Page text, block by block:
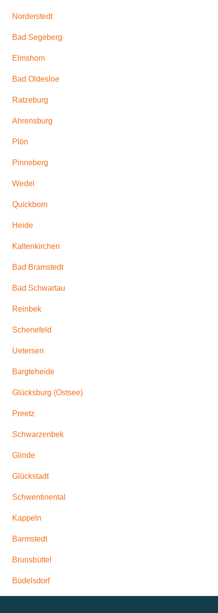
Norderstedt
Bad Segeberg
Elmshorn
Bad Oldesloe
Ratzeburg
Ahrensburg
Plön
Pinneberg
Wedel
Quickborn
Heide
Kaltenkirchen
Bad Bramstedt
Bad Schwartau
Reinbek
Schenefeld
Uetersen
Bargteheide
Glücksburg (Ostsee)
Preetz
Schwarzenbek
Glinde
Glückstadt
Schwentinental
Kappeln
Barmstedt
Brunsbüttel
Büdelsdorf